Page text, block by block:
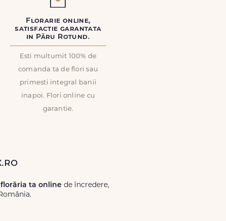
Florarie online,
satisfactie garantata
in Păru Rotund.
Esti multumit 100% de
comanda ta de flori sau
primesti integral banii
inapoi. Flori online cu
garantie.
florăria ta online de încredere,